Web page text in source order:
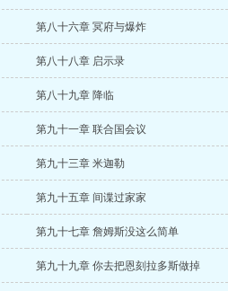
第八十六章 冥府与爆炸
第八十八章 启示录
第八十九章 降临
第九十一章 联合国会议
第九十三章 米迦勒
第九十五章 间谍过家家
第九十七章 詹姆斯没这么简单
第九十九章 你去把恩刻拉多斯做掉